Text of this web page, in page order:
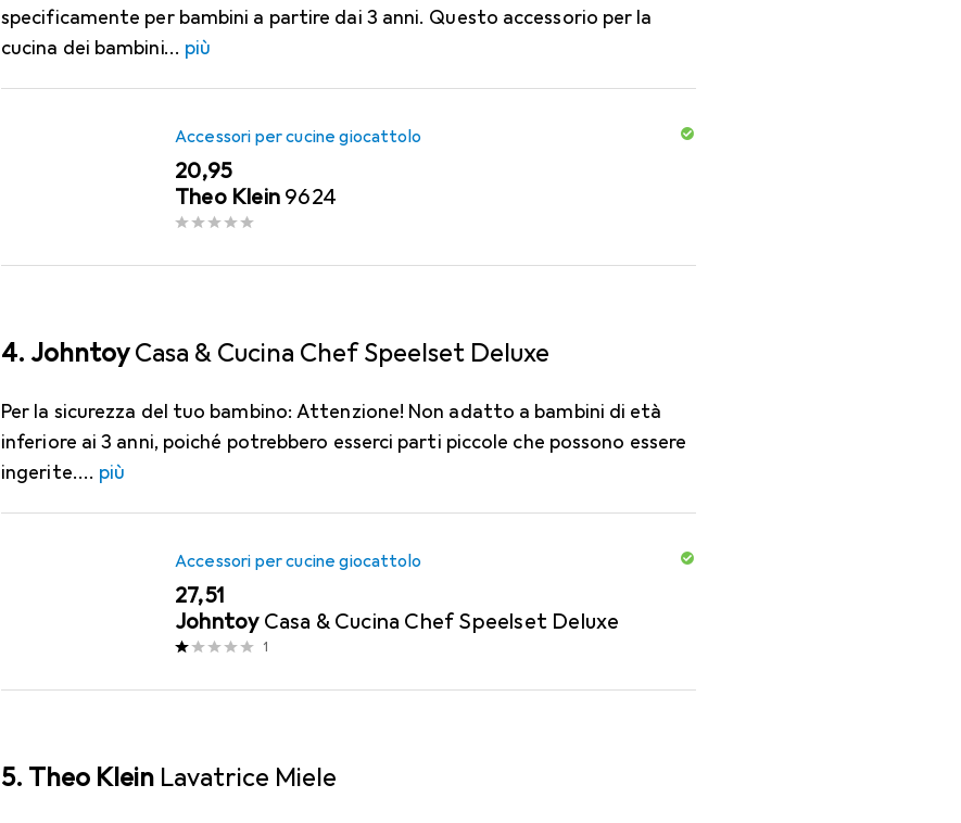
specificamente per bambini a partire dai 3 anni. Questo accessorio per la
cucina dei bambini
più
Accessori per cucine giocattolo
EUR
20,95
Theo Klein 9624
4. JohntoyCasa & Cucina Chef Speelset Deluxe
Per la sicurezza del tuo bambino: Attenzione! Non adatto a bambini di età
inferiore ai 3 anni, poiché potrebbero esserci parti piccole che possono essere
ingerite.
più
Accessori per cucine giocattolo
EUR
27,51
Johntoy Casa & Cucina Chef Speelset Deluxe
1
5. Theo Klein Lavatrice Miele